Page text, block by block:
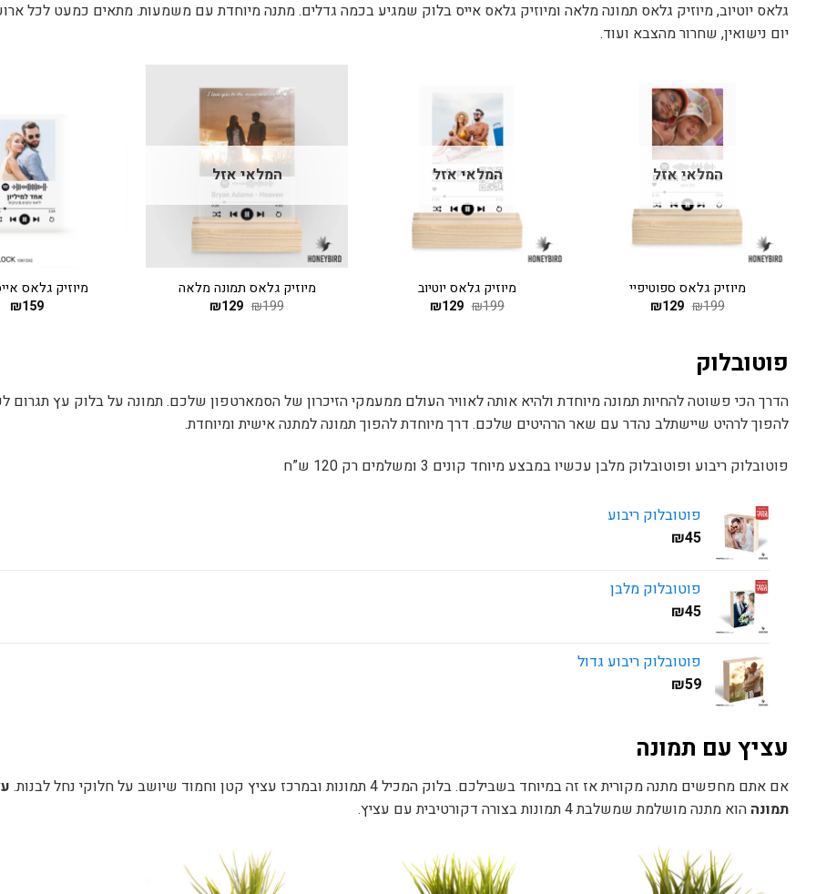
גלאס יוטיוב, מיוזיק גלאס תמונה מלאה ומיוזיק גלאס אייס בלוק שמגיע בכמה גדלים. מתנה מיוחדת עם משמעות. מתאים כמעט לכל
יום נישואין, שחרור מהצבא ועוד.
המלאי אזל
מיוזיק גלאס ספוטיפיי
₪199 המחיר
₪129
המלאי אזל
מיוזיק גלאס יוטיוב
₪199 המחיר
₪129
המלאי אזל
מיוזיק גלאס תמונה מלאה
₪199 המחיר
₪129
מיוזיק גלאס
₪159
פוטובלוק
הדרך הכי פשוטה להחיות תמונה מיוחדת ולהיא אותה לאוויר העולם ממעמקי הזיכרון של הסמארטפון שלכם. תמונה על בלוק עץ תגרום
להפוך לרהיט שיישתלב נהדר עם שאר הרהיטים שלכם. דרך מיוחדת להפוך תמונה למתנה אישית ומיוחדת.
פוטובלוק ריבוע ופוטובלוק מלבן עכשיו במבצע מיוחד קונים 3 ומשלמים רק 120 ש”ח
פוטובלוק ריבוע
₪45
פוטובלוק מלבן
₪45
פוטובלוק ריבוע גדול
₪59
עציץ עם תמונה
אם אתם מחפשים מתנה מקורית אז זה במיוחד בשבילכם. בלוק המכיל 4 תמונות ובמרכז עציץ קטן וחמוד שיושב על חלוקי נחל לבנות.
תמונה הוא מתנה מושלמת שמשלבת 4 תמונות בצורה דקורטיבית עם עציץ.